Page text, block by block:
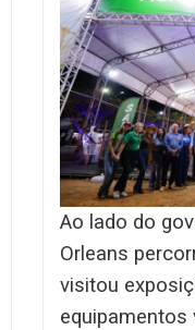
Ao lado do
Orleans
visitou